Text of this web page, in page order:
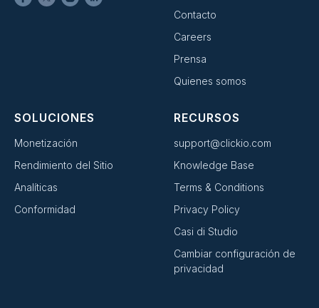
Contacto
Careers
Prensa
Quienes somos
SOLUCIONES
Monetización
Rendimiento del Sitio
Analíticas
Conformidad
RECURSOS
support@clickio.com
Knowledge Base
Terms & Conditions
Privacy Policy
Casi di Studio
Cambiar configuración de
privacidad